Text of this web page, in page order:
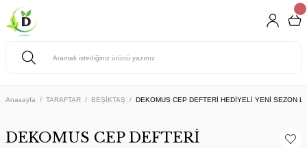
Anasayfa TARAFTAR BEŞİKTAŞ DEKOMUS CEP DEFTERİ HEDİYELİ YENİ SEZON
DEKOMUS CEP DEFTERİ